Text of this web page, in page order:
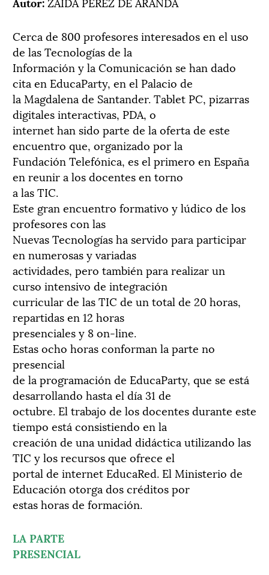
Cerca de 800 profesores interesados en el uso
de las Tecnologías de la
Información y la Comunicación se han dado
cita en EducaParty, en el Palacio de
la Magdalena de Santander. Tablet PC, pizarras
digitales interactivas, PDA, o
internet han sido parte de la oferta de este
encuentro que, organizado por la
Fundación Telefónica, es el primero en España
en reunir a los docentes en torno
a las TIC.
Este gran encuentro formativo y lúdico de los
profesores con las
Nuevas Tecnologías ha servido para participar
en numerosas y variadas
actividades, pero también para realizar un
curso intensivo de integración
curricular de las TIC de un total de 20 horas,
repartidas en 12 horas
presenciales y 8 on-line.
Estas ocho horas conforman la parte no
presencial
de la programación de EducaParty, que se está
desarrollando hasta el día 31 de
octubre. El trabajo de los docentes durante este
tiempo está consistiendo en la
creación de una unidad didáctica utilizando las
TIC y los recursos que ofrece el
portal de internet EducaRed. El Ministerio de
Educación otorga dos créditos por
estas horas de formación.
LA PARTE
PRESENCIAL